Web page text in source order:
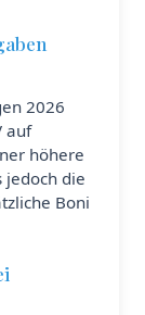
2026
auf
höhere
jedoch die
Boni